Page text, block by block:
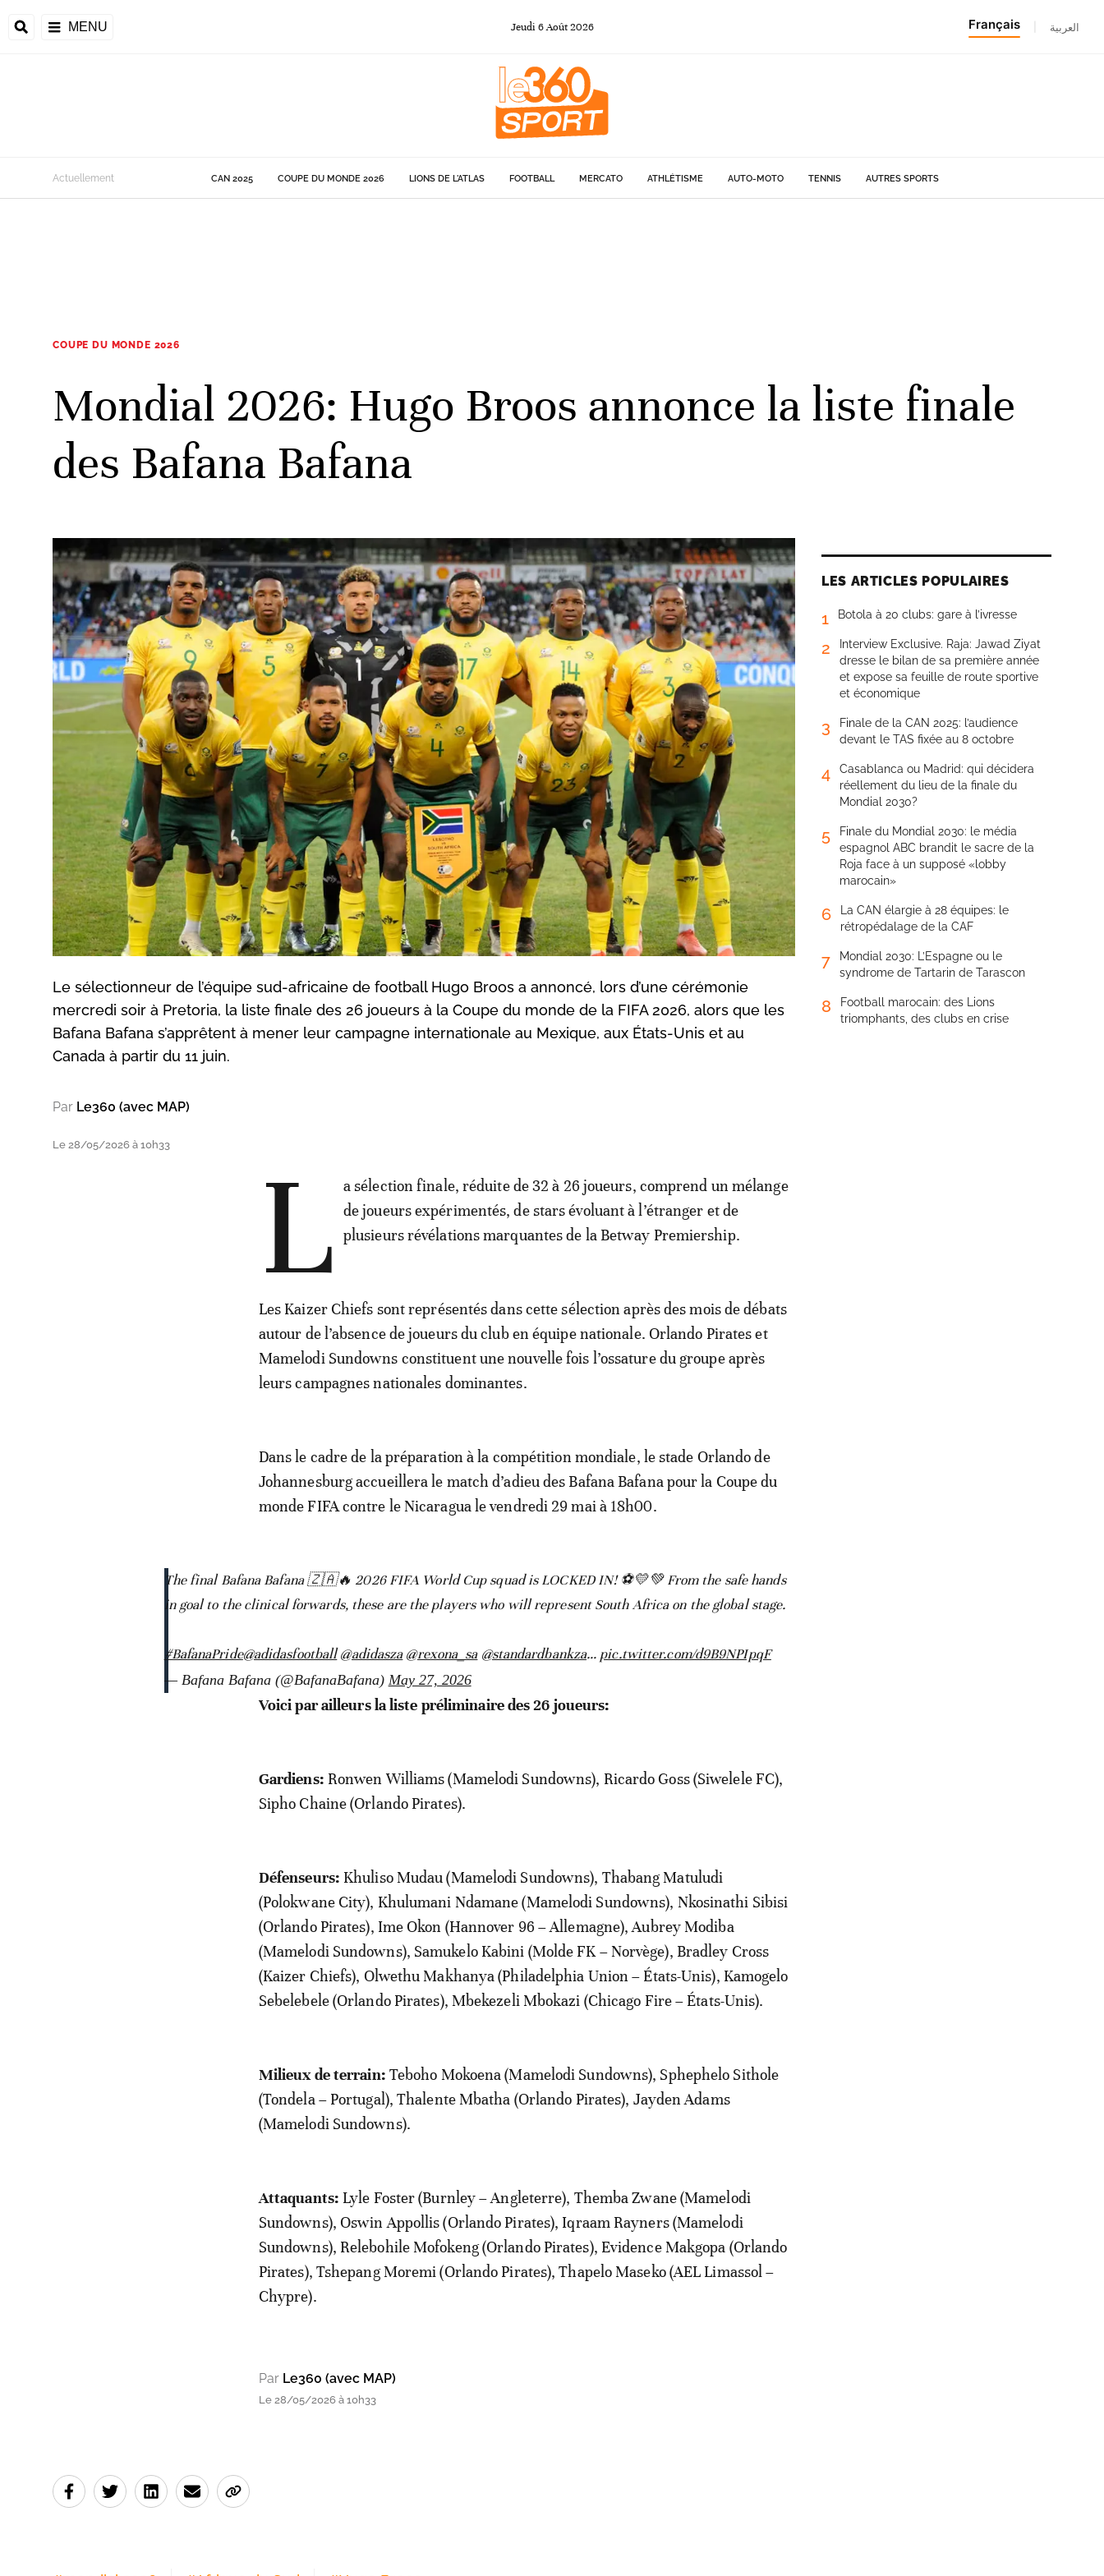
MENU Jeudi 6Août 2026 Français العربية
de la CAF
Actuellement CAN 2025 COUPE DU MONDE 2026 LIONS DE L'ATLAS FOOTBALL MERCATO ATHLÉTISME AUTO-MOTO TENNIS AUTRES SPORTS
COUPE DU MONDE 2026
Mondial 2026: Hugo Broos annonce la liste finale
des Bafana Bafana
Le sélectionneur de l’équipe sud-africaine de football Hugo Broos a annoncé, lors d’une cérémonie
mercredi soir à Pretoria, la liste finale des 26 joueurs à la Coupe du monde de la FIFA 2026, alors que les
Bafana Bafana s’apprêtent à mener leur campagne internationale au Mexique, aux États-Unis et au
Canada à partir du 11 juin.
Par Le360 (avec MAP)
Le 28/05/2026 à 10h33 L
a sélection finale, réduite de 32 à 26 joueurs, comprend un mélange
de joueurs expérimentés, de stars évoluant à l’étranger et de
plusieurs révélations marquantes de la Betway Premiership.
Les Kaizer Chiefs sont représentés dans cette sélection après des mois de débats
autour de l’absence de joueurs du club en équipe nationale. Orlando Pirates et
Mamelodi Sundowns constituent une nouvelle fois l’ossature du groupe après
leurs campagnes nationales dominantes.
Dans le cadre de la préparation à la compétition mondiale, le stade Orlando de
Johannesburg accueillera le match d’adieu des Bafana Bafana pour la Coupe du
monde FIFA contre le Nicaragua le vendredi 29 mai à 18h00.
The final Bafana Bafana 🇿🇦🔥 2026 FIFA World Cup squad is LOCKED IN! ⚽💛💚 From the safe hands
in goal to the clinical forwards, these are the players who will represent South Africa on the global stage.
#BafanaPride@adidasfootball @adidasza @rexona_sa @standardbankza… pic.twitter.com/d9B9NPIpqF
— Bafana Bafana (@BafanaBafana) May 27, 2026
Voici par ailleurs la liste préliminaire des 26 joueurs:
Gardiens: Ronwen Williams (Mamelodi Sundowns), Ricardo Goss (Siwelele FC),
Sipho Chaine (Orlando Pirates).
Défenseurs: Khuliso Mudau (Mamelodi Sundowns), Thabang Matuludi
(Polokwane City), Khulumani Ndamane (Mamelodi Sundowns), Nkosinathi Sibisi
(Orlando Pirates), Ime Okon (Hannover 96 – Allemagne), Aubrey Modiba
(Mamelodi Sundowns), Samukelo Kabini (Molde FK – Norvège), Bradley Cross
(Kaizer Chiefs), Olwethu Makhanya (Philadelphia Union – États-Unis), Kamogelo
Sebelebele (Orlando Pirates), Mbekezeli Mbokazi (Chicago Fire – États-Unis).
Milieux de terrain: Teboho Mokoena (Mamelodi Sundowns), Sphephelo Sithole
(Tondela – Portugal), Thalente Mbatha (Orlando Pirates), Jayden Adams
(Mamelodi Sundowns).
Attaquants: Lyle Foster (Burnley – Angleterre), Themba Zwane (Mamelodi
Sundowns), Oswin Appollis (Orlando Pirates), Iqraam Rayners (Mamelodi
Sundowns), Relebohile Mofokeng (Orlando Pirates), Evidence Makgopa (Orlando
Pirates), Tshepang Moremi (Orlando Pirates), Thapelo Maseko (AEL Limassol –
Chypre).
Par Le360 (avec MAP)
Le 28/05/2026 à 10h33
LES ARTICLES POPULAIRES
1 Botola à 20 clubs: gare à l’ivresse
2
Interview Exclusive. Raja: Jawad Ziyat
dresse le bilan de sa première année
et expose sa feuille de route sportive
et économique
3
Finale de la CAN 2025: l’audience
devant le TAS fixée au 8 octobre
4
Casablanca ou Madrid: qui décidera
réellement du lieu de la finale du
Mondial 2030?
5
Finale du Mondial 2030: le média
espagnol ABC brandit le sacre de la
Roja face à un supposé «lobby
marocain»
6
La CAN élargie à 28 équipes: le
rétropédalage de la CAF
7
Mondial 2030: L’Espagne ou le
syndrome de Tartarin de Tarascon
8
Football marocain: des Lions
triomphants, des clubs en crise